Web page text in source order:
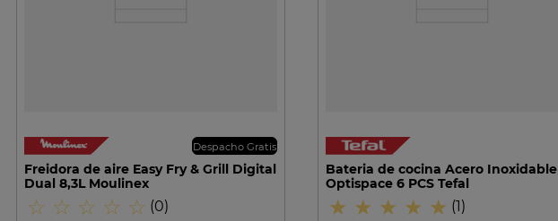
Despacho Gratis
Freidora de aire Easy Fry & Grill Digital
Dual 8,3L Moulinex
☆ ☆ ☆ ☆ ☆ (0)
Bateria de cocina Acero Inoxidable
Optispace 6 PCS Tefal
★ ★ ★ ★ ★ (1 )